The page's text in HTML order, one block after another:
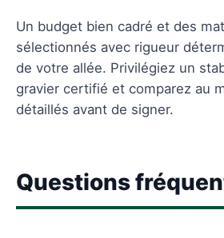
Un budget bien cadré et des
sélectionnés avec rigueur
de votre allée. Privilégiez un
gravier certifié et comparez au
détaillés avant de signer.
Questions